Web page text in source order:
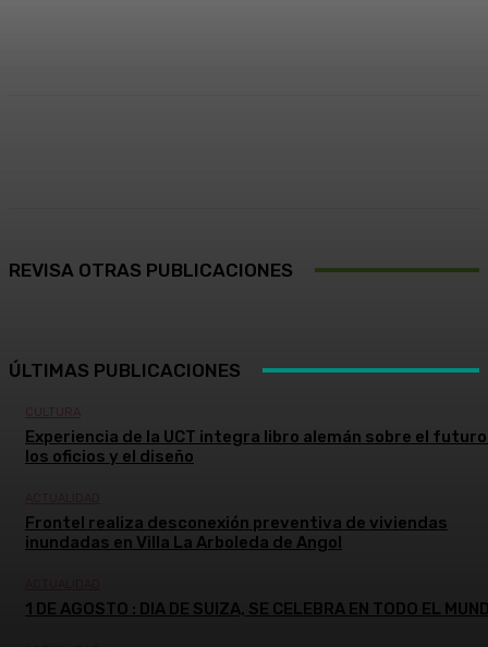
REVISA OTRAS PUBLICACIONES
ÚLTIMAS PUBLICACIONES
CULTURA
Experiencia de la UCT integra libro alemán sobre el
los oficios y el diseño
Frontel realiza desconexión preventiva de viviendas
inundadas en Villa La Arboleda de Angol
1 DE AGOSTO : DIA DE SUIZA, SE CELEBRA EN TODO EL